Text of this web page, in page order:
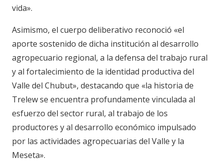
vida».
Asimismo, el cuerpo deliberativo reconoció «el
aporte sostenido de dicha institución al desarrollo
agropecuario regional, a la defensa del trabajo rural
y al fortalecimiento de la identidad productiva del
Valle del Chubut», destacando que «la historia de
Trelew se encuentra profundamente vinculada al
esfuerzo del sector rural, al trabajo de los
productores y al desarrollo económico impulsado
por las actividades agropecuarias del Valle y la
Meseta».